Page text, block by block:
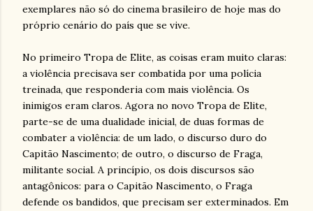
exemplares não só do cinema brasileiro de hoje mas do
próprio cenário do país que se vive.
No primeiro Tropa de Elite, as coisas eram muito claras:
a violência precisava ser combatida por uma polícia
treinada, que responderia com mais violência. Os
inimigos eram claros. Agora no novo Tropa de Elite,
parte-se de uma dualidade inicial, de duas formas de
combater a violência: de um lado, o discurso duro do
Capitão Nascimento; de outro, o discurso de Fraga,
militante social. A princípio, os dois discursos são
antagônicos: para o Capitão Nascimento, o Fraga
defende os bandidos, que precisam ser exterminados. Em